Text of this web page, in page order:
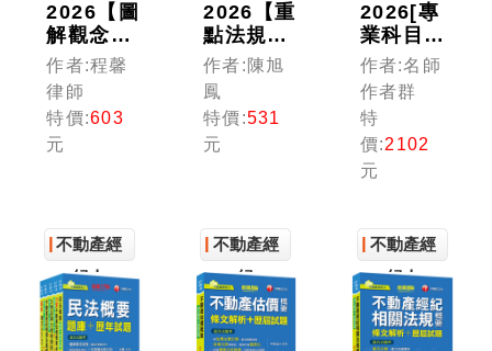
2026【圖
解觀念統
整】民法
概要[題
庫+歷年
試題]
［十七
作者:程馨
律師
特價:603
元
2026【重
點法規彙
整釋義】
土地法與
土地相關
稅法概要
[條文釋
全收錄
（不動產
經紀人）
作者:陳旭
鳳
特價:531
元
2026[專
業科目]
不動產經
紀人套
書：全套
完整掌握
所有考情
趨勢，利
作者:名師
作者群
特
價:2102
元
不動產經
紀人
不動產經
紀
不動產經
紀人